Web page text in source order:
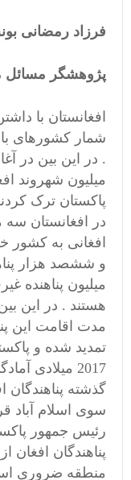
فرزاد رمضانی
پژوهشگر مسائل
افغانستان با
شمار کشورهای با
. در این بین در
میلیون شهروند
پاکستان ترک
در افغانستان سه
افغانی به کشور
میلیون پناهنده
مدت اقامت این
تمدید شده و
2017 میلادی
گذشته پناهندگان
سوی اسلام آباد
رئیس جمهور
پناهندگان افغان
منطقه ضروری